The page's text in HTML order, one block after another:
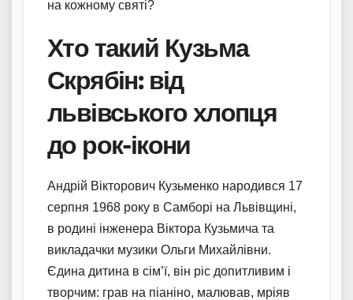
на кожному святі?
Хто такий Кузьма
Скрябін: від
львівського хлопця
до рок-ікони
Андрій Вікторович Кузьменко народився 17
серпня 1968 року в Самборі на Львівщині,
в родині інженера Віктора Кузьмича та
викладачки музики Ольги Михайлівни.
Єдина дитина в сім’ї, він ріс допитливим і
творчим: грав на піаніно, малював, мріяв